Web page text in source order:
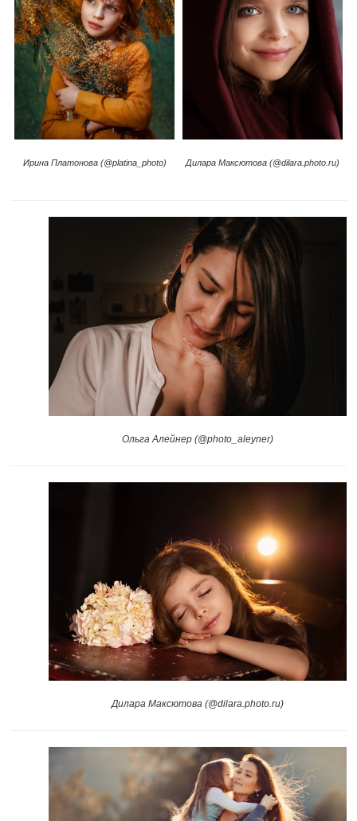
Ирина Платонова (@platina_photo) Дилара Максютова (@dilara.photo.ru)
Ольга Алейнер (@photo_aleyner)
Дилара Максютова (@dilara.photo.ru)